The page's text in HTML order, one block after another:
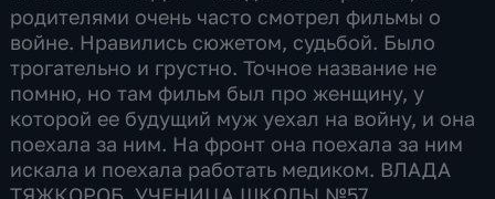
родителями очень часто смотрел фильмы о
войне. Нравились сюжетом, судьбой. Было
трогательно и грустно. Точное название не
помню, но там фильм был про женщину, у
которой ее будущий муж уехал на войну, и она
поехала за ним. На фронт она поехала за ним
искала и поехала работать медиком. ВЛАДА